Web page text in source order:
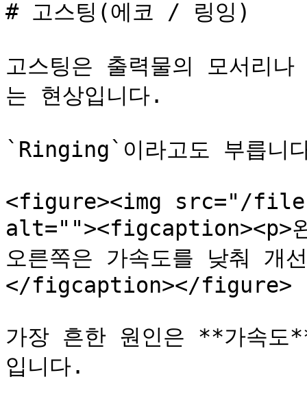
# 고스팅(에코 / 링잉)
고스팅은 출력물의 모서리
는 현상입니다.
`Ringing`이라고도 부릅니
<figure><img src="/files/
alt=""><figcaption><p>왼
오른쪽은 가속도를 낮춰 개
</figcaption></figure>
가장 흔한 원인은 **가속
입니다.